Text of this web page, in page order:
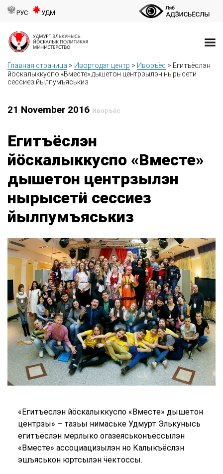
РУС УДМ
Главная страница > Ивортодэт центр > Иворъёс > Егитъёслэн
йӧскалыккуспо «Вместе» дышетон центрзылэн нырысетӥ
сессиез йылпумъяськиз
21 November 2016 Иворъёс
Егитъёслэн
йӧскалыккуспо «Вместе»
дышетон центрзылэн
нырысетӥ сессиез
йылпумъяськиз
«Егитъёслэн йӧскалыккуспо «Вместе» дышетон
центрзы» – тазьы нимаське Удмурт Элькунысь
егитъёслэн мерлыко огазеяськонъёссылэн
«Вместе» ассоциацизылэн но Калыкъёслэн
эшъяськон юртсылэн ӵектоссы.